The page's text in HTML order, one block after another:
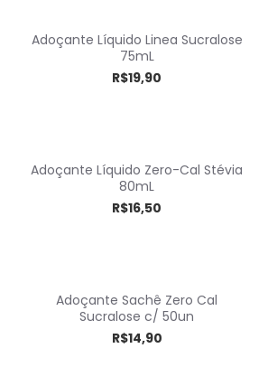
Adoçante Líquido Linea Sucralose
75mL
R$19,90
Adoçante Líquido Zero-Cal Stévia
80mL
R$16,50
Adoçante Sachê Zero Cal
Sucralose c/ 50un
R$14,90